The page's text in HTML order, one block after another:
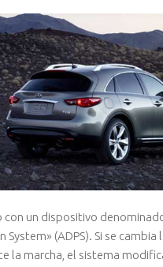
con un dispositivo
System» (ADPS). Si se cambia
la marcha, el sistema